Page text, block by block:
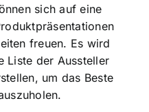
sich auf eine
freuen. Es wird
Liste der Aussteller
um das Beste